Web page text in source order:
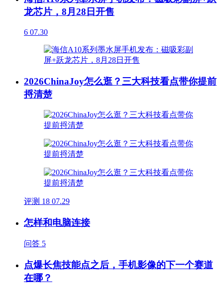
龙芯片，8月28日开售
6 07.30
2026ChinaJoy怎么逛？三大科技看点带你提前
捋清楚
评测 18 07.29
怎样和电脑连接
问答 5
点爆长焦技能点之后，手机影像的下一个赛道
在哪？